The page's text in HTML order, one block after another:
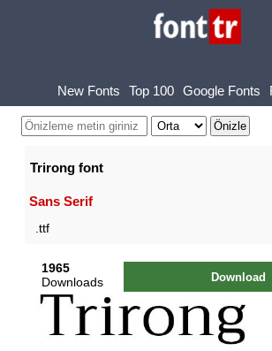
New Fonts Top 100 Google Fonts
Trirong font
Sans Serif
.ttf
1965
Downloads
Download